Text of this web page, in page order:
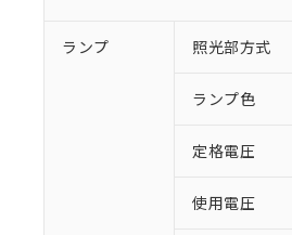
ランプ 照光部方式
ランプ色
定格電圧
使用電圧